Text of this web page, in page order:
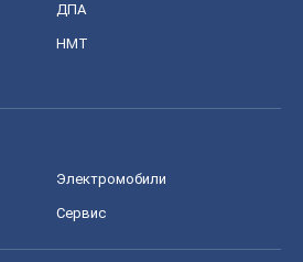
ДПА
НМТ
Электромобили
Сервис